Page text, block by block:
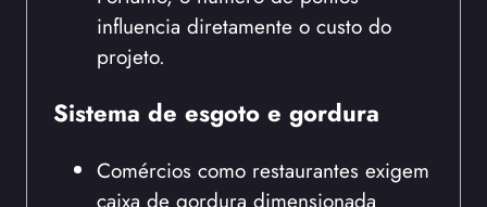
influencia diretamente o custo do
projeto.
Sistema de esgoto e gordura
Comércios como restaurantes exigem
caixa de gordura dimensionada